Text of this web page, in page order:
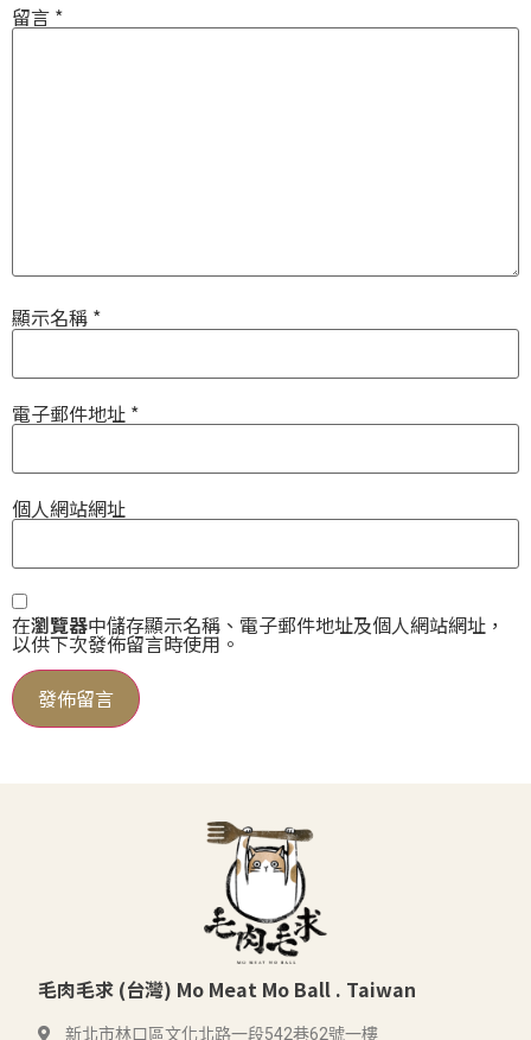
留言 *
顯示名稱 *
電子郵件地址 *
個人網站網址
在瀏覽器中儲存顯示名稱、電子郵件地址及個人網站網址，
以供下次發佈留言時使用。
毛肉毛求 (台灣) Mo Meat Mo Ball . Taiwan
新北市林口區文化北路一段542巷62號一樓